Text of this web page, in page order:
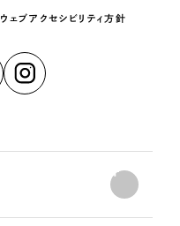
ウェブアクセシビリティ方針